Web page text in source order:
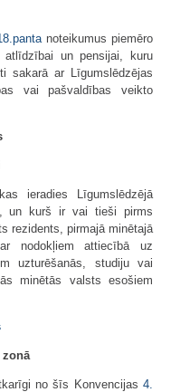
noteikumus piemēro
un pensijai, kuru
sakarā ar Līgumslēdzējas
vai pašvaldības veikto
ieradies Līgumslēdzējā
un kurš ir vai tieši pirms
rezidents, pirmajā minētajā
nodokļiem attiecībā uz
uzturēšanās, studiju vai
minētās valsts esošiem
zonā
no šīs Konvencijas 4.